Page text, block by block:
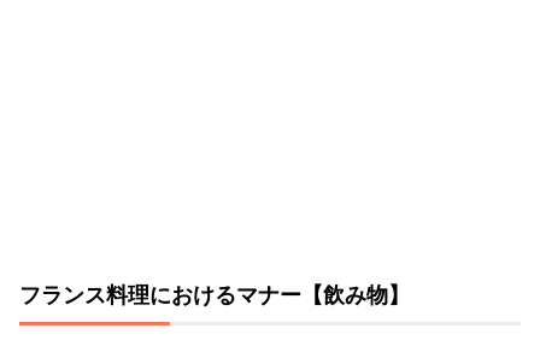
フランス料理におけるマナー【飲み物】